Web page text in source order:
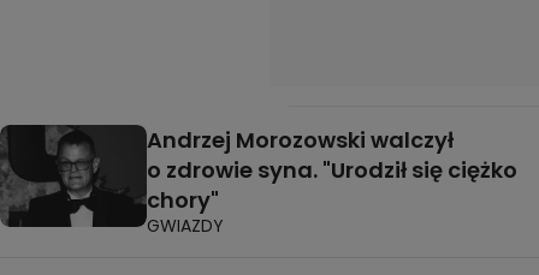
Andrzej Morozowski walczył
o zdrowie syna. "Urodził się ciężko
chory"
GWIAZDY